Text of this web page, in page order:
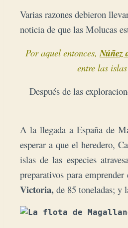
Varias razones debieron
noticia de que las Molucas
Por aquel entonces,Núñez
entre las
Después de las
A la llegada a España de
esperar a que el heredero,
islas de las especies
preparativos para
Victoria, de 85 toneladas; y